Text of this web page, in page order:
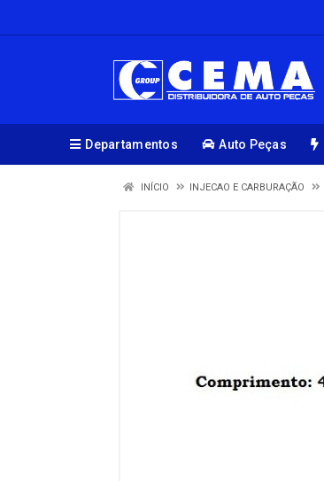
Departamentos Auto Peças
INÍCIO INJECAO E CARBURAÇÃO